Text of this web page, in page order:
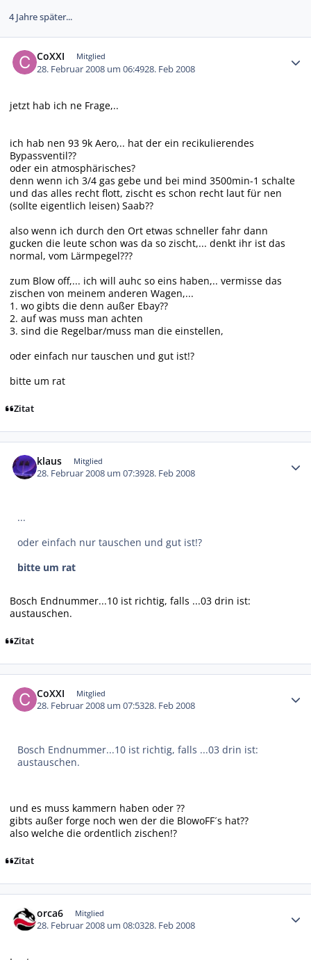
4 Jahre später...
CoXXI Mitglied
28. Februar 2008 um 06:4928. Feb 2008
jetzt hab ich ne Frage,..
ich hab nen 93 9k Aero,.. hat der ein recikulierendes
Bypassventil??
oder ein atmosphärisches?
denn wenn ich 3/4 gas gebe und bei mind 3500min-1 schalte
und das alles recht flott, zischt es schon recht laut für nen
(sollte eigentlich leisen) Saab??
also wenn ich durch den Ort etwas schneller fahr dann
gucken die leute schon was da so zischt,... denkt ihr ist das
normal, vom Lärmpegel???
zum Blow off,... ich will auhc so eins haben,.. vermisse das
zischen von meinem anderen Wagen,...
1. wo gibts die denn außer Ebay??
2. auf was muss man achten
3. sind die Regelbar/muss man die einstellen,
oder einfach nur tauschen und gut ist!?
bitte um rat
Zitat
klaus Mitglied
28. Februar 2008 um 07:3928. Feb 2008
...
oder einfach nur tauschen und gut ist!?
bitte um rat
Bosch Endnummer...10 ist richtig, falls ...03 drin ist:
austauschen.
Zitat
CoXXI Mitglied
28. Februar 2008 um 07:5328. Feb 2008
Bosch Endnummer...10 ist richtig, falls ...03 drin ist:
austauschen.
und es muss kammern haben oder ??
gibts außer forge noch wen der die BlowoFF´s hat??
also welche die ordentlich zischen!?
Zitat
orca6 Mitglied
28. Februar 2008 um 08:0328. Feb 2008